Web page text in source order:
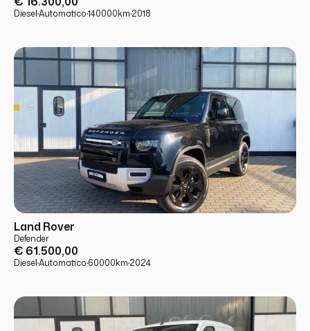
Diesel·Automatico·140000km·2018
USATO
Land Rover
Defender
€ 61.500,00
Diesel·Automatico·60000km·2024